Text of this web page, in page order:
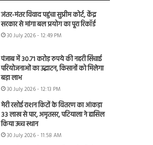
जंतर-मंतर विवाद पहुंचा सुप्रीम कोर्ट, केंद्र
सरकार से मांगा बल प्रयोग का पूरा रिकॉर्ड
30 July 2026 - 12:49 PM
पंजाब में 30.71 करोड़ रुपये की नहरी सिंचाई
परियोजनाओं का उद्घाटन, किसानों को मिलेगा
बड़ा लाभ
30 July 2026 - 12:13 PM
मेरी रसोई राशन किटों के वितरण का आंकड़ा
33 लाख से पार, अमृतसर, पटियाला ने हासिल
किया उच्च स्थान
30 July 2026 - 11:58 AM